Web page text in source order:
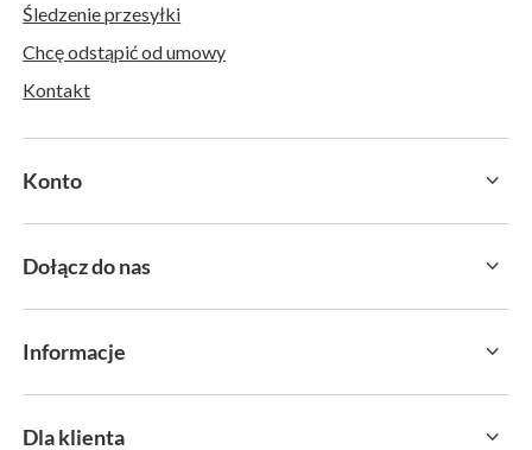
Śledzenie przesyłki
Chcę odstąpić od umowy
Kontakt
Konto
Dołącz do nas
Informacje
Dla klienta